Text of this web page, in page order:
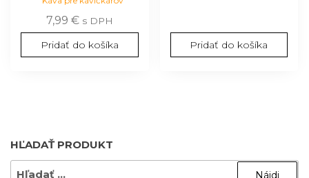
7,99 € s DPH
Pridať do košíka Pridať do košíka
HĽADAŤ PRODUKT
HĽADAŤ: